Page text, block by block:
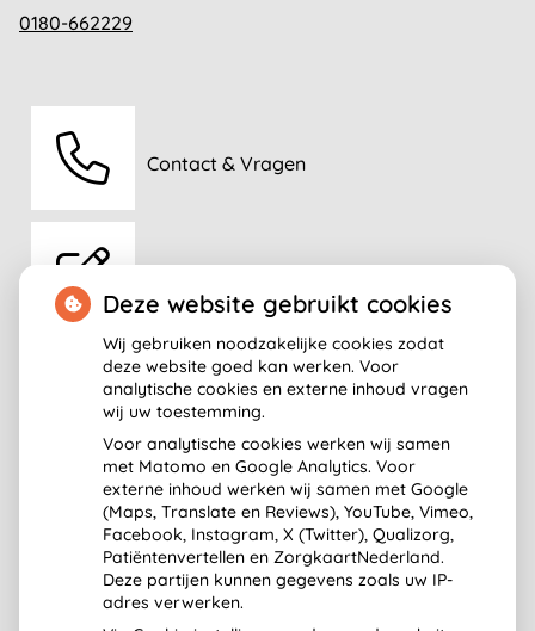
0180-662229
Contact & Vragen
Route
Deze website gebruikt cookies
Wij gebruiken noodzakelijke cookies zodat
deze website goed kan werken. Voor
analytische cookies en externe inhoud vragen
wij uw toestemming.
Voor analytische cookies werken wij samen
met Matomo en Google Analytics. Voor
externe inhoud werken wij samen met Google
(Maps, Translate en Reviews), YouTube, Vimeo,
Facebook, Instagram, X (Twitter), Qualizorg,
Patiëntenvertellen en ZorgkaartNederland.
Deze partijen kunnen gegevens zoals uw IP-
adres verwerken.